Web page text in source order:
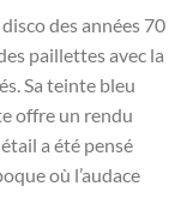
des années 70
paillettes avec la
Sa teinte bleu
offre un rendu
a été pensé
où l’audace